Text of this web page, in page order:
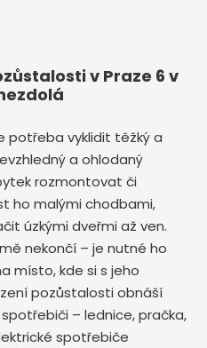
v Praze 6 v
potřeba vyklidit těžký a
a ohlodaný
rozmontovat či
ho malými chodbami,
úzkými dveřmi až ven.
nekončí – je nutné ho
místo, kde si s jeho
pozůstalosti obnáší
– lednice, pračka,
spotřebiče